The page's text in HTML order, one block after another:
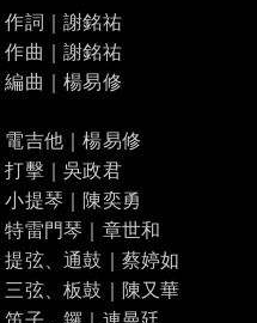
作詞｜謝銘祐
作曲｜謝銘祐
編曲｜楊易修
電吉他｜楊易修
打擊｜吳政君
小提琴｜陳奕勇
特雷門琴｜章世和
提弦、通鼓｜蔡婷如
三弦、板鼓｜陳又華